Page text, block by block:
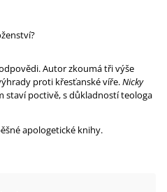
Autor zkoumá tři výše
proti křesťanské víře.Nicky
staví poctivě, s důkladností teologa
apologetické knihy.